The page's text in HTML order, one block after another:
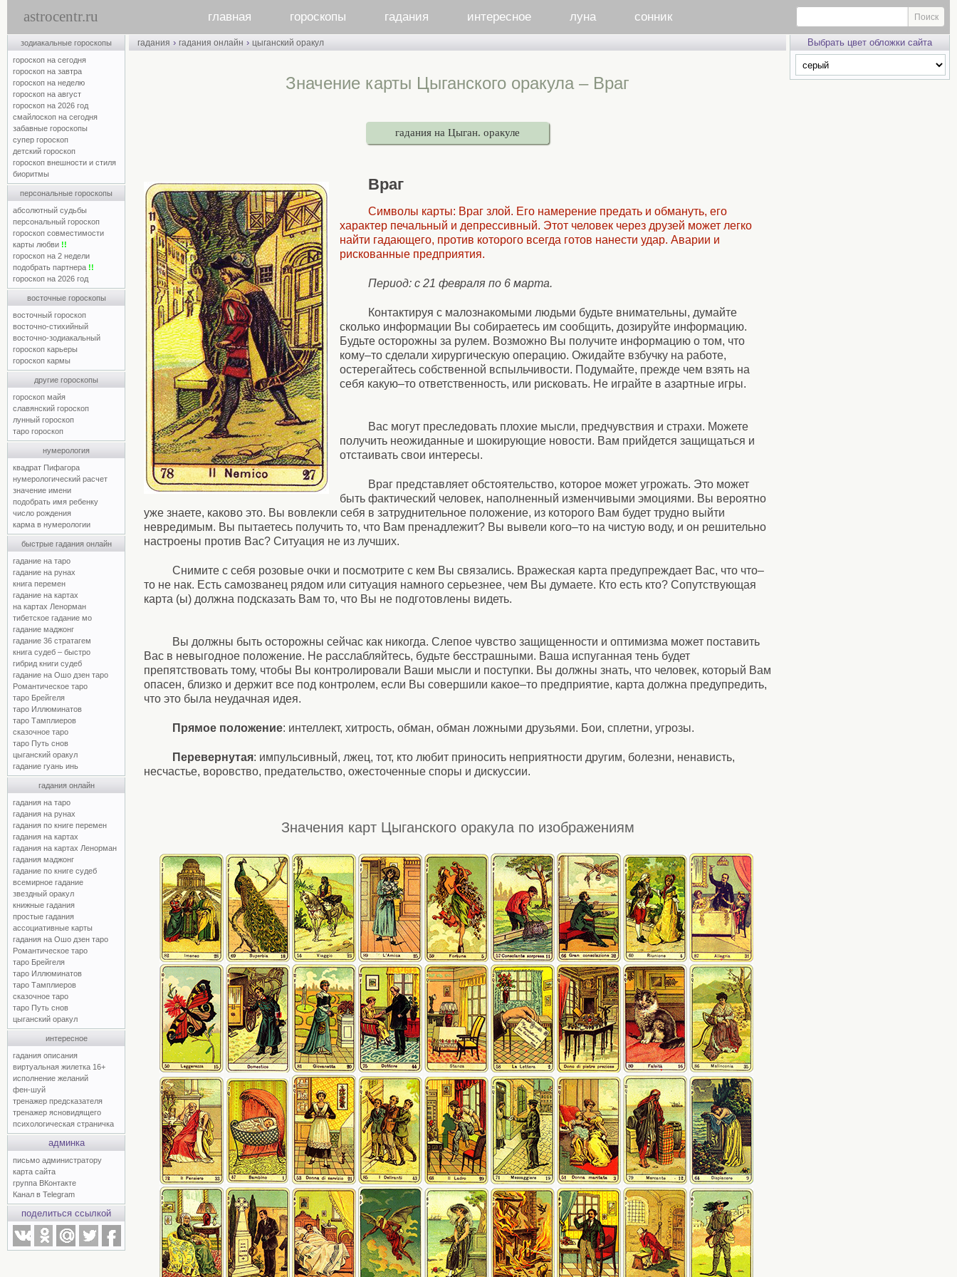
astrocentr.ru главная гороскопы гадания интересное луна сонник
зодиакальные гороскопы
гороскоп на сегодня
гороскоп на завтра
гороскоп на неделю
гороскоп на август
гороскоп на 2026 год
смайлоскоп на сегодня
забавные гороскопы
супер гороскоп
детский гороскоп
гороскоп внешности и стиля
биоритмы
персональные гороскопы
абсолютный судьбы
персональный гороскоп
гороскоп совместимости
карты любви !!
гороскоп на 2 недели
подобрать партнера !!
гороскоп на 2026 год
восточные гороскопы
восточный гороскоп
восточно-стихийный
восточно-зодиакальный
гороскоп карьеры
гороскоп кармы
другие гороскопы
гороскоп майя
славянский гороскоп
лунный гороскоп
таро гороскоп
нумерология
квадрат Пифагора
нумерологический расчет
значение имени
подобрать имя ребенку
число рождения
карма в нумерологии
быстрые гадания онлайн
гадание на таро
гадание на рунах
книга перемен
гадание на картах
на картах Ленорман
тибетское гадание мо
гадание маджонг
гадание 36 стратагем
книга судеб – быстро
гибрид книги судеб
гадание на Ошо дзен таро
Романтическое таро
таро Брейгеля
таро Иллюминатов
таро Тамплиеров
сказочное таро
таро Путь снов
цыганский оракул
гадание гуань инь
гадания онлайн
гадания на таро
гадания на рунах
гадания по книге перемен
гадания на картах
гадания на картах Ленорман
гадания маджонг
гадание по книге судеб
всемирное гадание
звездный оракул
книжные гадания
простые гадания
ассоциативные карты
гадания на Ошо дзен таро
Романтическое таро
таро Брейгеля
таро Иллюминатов
таро Тамплиеров
сказочное таро
таро Путь снов
цыганский оракул
интересное
гадания описания
виртуальная жилетка 16+
исполнение желаний
фен-шуй
тренажер предсказателя
тренажер ясновидящего
психологическая страничка
админка
письмо администратору
карта сайта
группа ВКонтакте
Канал в Telegram
поделиться ссылкой
гадания › гадания онлайн › цыганский оракул
Значение карты Цыганского оракула – Враг
гадания на Цыган. оракуле
Враг
Символы карты: Враг злой. Его намерение предать и обмануть, его
характер печальный и депрессивный. Этот человек через друзей может легко
найти гадающего, против которого всегда готов нанести удар. Аварии и
рискованные предприятия.
Период: с 21 февраля по 6 марта.
Контактируя с малознакомыми людьми будьте внимательны, думайте
сколько информации Вы собираетесь им сообщить, дозируйте информацию.
Будьте осторожны за рулем. Возможно Вы получите информацию о том, что
кому–то сделали хирургическую операцию. Ожидайте взбучку на работе,
остерегайтесь собственной вспыльчивости. Подумайте, прежде чем взять на
себя какую–то ответственность, или рисковать. Не играйте в азартные игры.
Вас могут преследовать плохие мысли, предчувствия и страхи. Можете
получить неожиданные и шокирующие новости. Вам прийдется защищаться и
отстаивать свои интересы.
Враг представляет обстоятельство, которое может угрожать. Это может
быть фактический человек, наполненный изменчивыми эмоциями. Вы вероятно
уже знаете, каково это. Вы вовлекли себя в затруднительное положение, из которого Вам будет трудно выйти
невредимым. Вы пытаетесь получить то, что Вам пренадлежит? Вы вывели кого–то на чистую воду, и он решительно
настроены против Вас? Ситуация не из лучших.
Снимите с себя розовые очки и посмотрите с кем Вы связались. Вражеская карта предупреждает Вас, что что–
то не нак. Есть самозванец рядом или ситуация намного серьезнее, чем Вы думаете. Кто есть кто? Сопутствующая
карта (ы) должна подсказать Вам то, что Вы не подготовлены видеть.
Вы должны быть осторожны сейчас как никогда. Слепое чувство защищенности и оптимизма может поставить
Вас в невыгодное положение. Не расслабляйтесь, будьте бесстрашными. Ваша испуганная тень будет
препятствовать тому, чтобы Вы контролировали Ваши мысли и поступки. Вы должны знать, что человек, который Вам
опасен, близко и держит все под контролем, если Вы совершили какое–то предприятие, карта должна предупредить,
что это была неудачная идея.
Прямое положение: интеллект, хитрость, обман, обман ложными друзьями. Бои, сплетни, угрозы.
Перевернутая: импульсивный, лжец, тот, кто любит приносить неприятности другим, болезни, ненависть,
несчастье, воровство, предательство, ожесточенные споры и дискуссии.
Значения карт Цыганского оракула по изображениям
Выбрать цвет обложки сайта